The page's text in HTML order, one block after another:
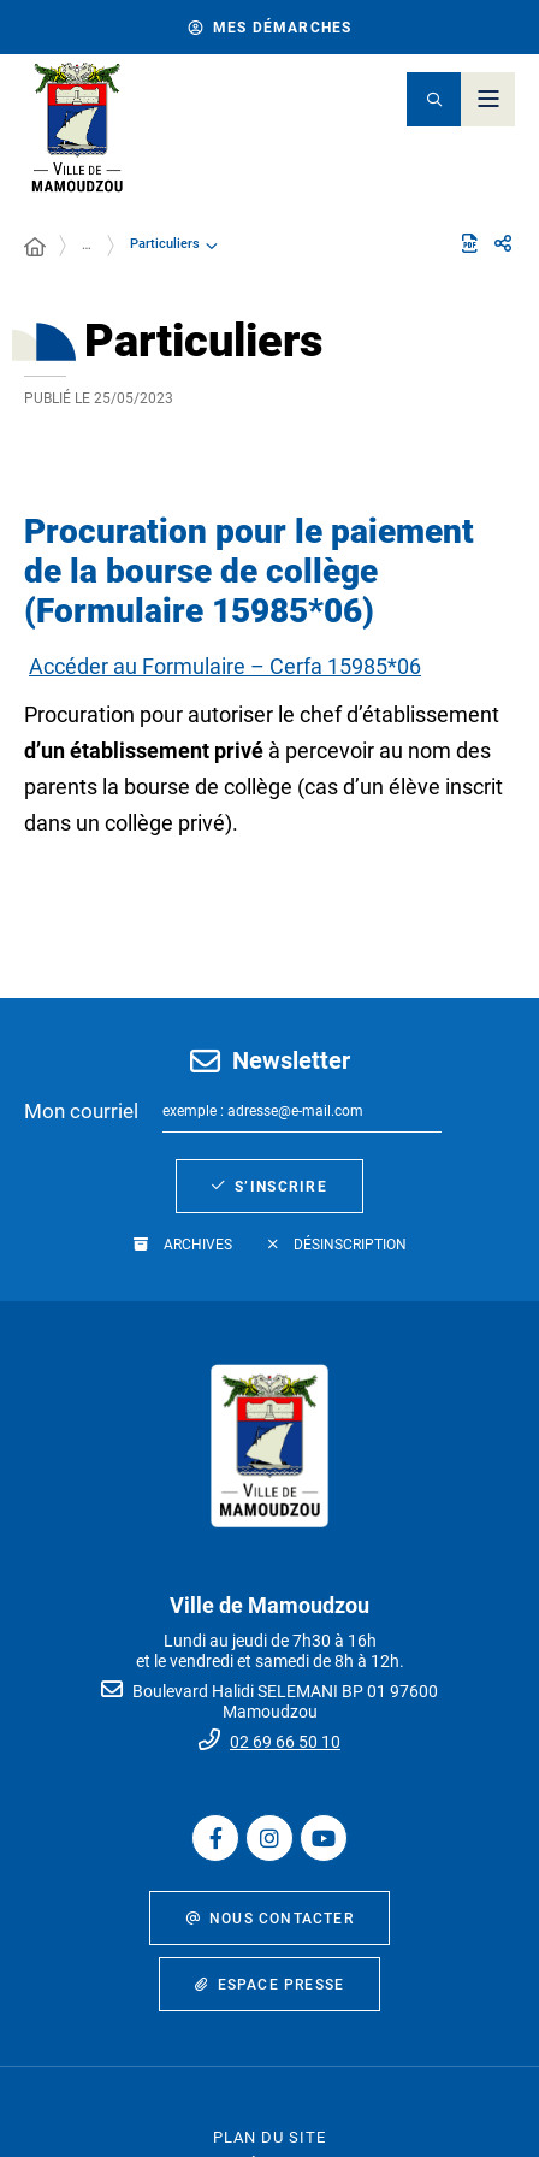
MES DÉMARCHES
… Particuliers
Particuliers
PUBLIÉ LE 25/05/2023
Procuration pour le paiement
de la bourse de collège
(Formulaire 15985*06)
Accéder au Formulaire – Cerfa 15985*06
Procuration pour autoriser le chef d’établissement
d’un établissement privé à percevoir au nom des
parents la bourse de collège (cas d’un élève inscrit
dans un collège privé).
Newsletter
Mon courriel
S’INSCRIRE
ARCHIVES DÉSINSCRIPTION
Ville de Mamoudzou
Lundi au jeudi de 7h30 à 16h
et le vendredi et samedi de 8h à 12h.
Boulevard Halidi SELEMANI BP 01 97600
Mamoudzou
02 69 66 50 10
NOUS CONTACTER
ESPACE PRESSE
PLAN DU SITE